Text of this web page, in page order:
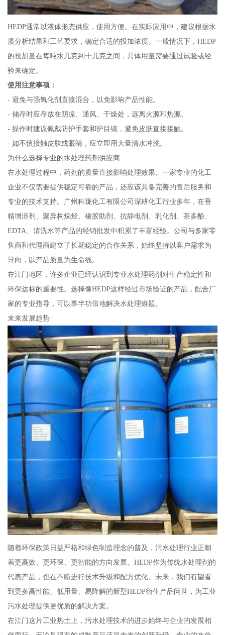
HEDP通常以液体形态供应，使用方便。在实际应用中，建议根据水
质分析结果和工艺要求，确定合适的投加浓度。一般情况下，HEDP
的投加量在每吨水几克到十几克之间，具体用量需要通过试验或经
验来确定。
使用注意事项：
- 避免与强氧化剂直接混合，以免影响产品性能。
- 储存时应存放在阴凉、通风、干燥处，远离火源和热源。
- 操作时建议佩戴防护手套和护目镜，避免皮肤直接接触。
- 如不慎接触皮肤或眼睛，应立即用大量清水冲洗。
为什么选择专业的水处理药剂供应商
在水处理过程中，药剂的质量直接影响处理效果。一家专业的化工
企业不仅需要提供稳定可靠的产品，还应该具备完善的售后服务和
专业的技术支持。广州科珑化工有限公司深耕化工行业多年，在香
精增溶剂、聚异构烷烃、橡胶助剂、抗静电剂、乳化剂、茶多酚、
EDTA、清洗水等产品的经销批发中积累了丰富经验。公司与多家零
售商和代理商建立了长期稳定的合作关系，始终坚持以客户需求为
导向，以产品质量为生命线。
在江门地区，许多企业已经认识到专业水处理药剂对生产稳定性和
环保达标的重要性。选择像HEDP这样经过市场验证的产品，配合厂
家的专业指导，可以事半功倍地解决水处理难题。
未来发展趋势
随着环保政策日益严格和绿色制造理念的普及，污水处理行业正朝
着更高效、更环保、更智能的方向发展。HEDP作为传统水处理剂的
代表产品，也在不断进行技术升级和配方优化。未来，我们有望看
到更多高性能、低用量、易降解的新型HEDP衍生产品问世，为工业
污水处理提供更优质的解决方案。
在江门这片工业热土上，污水处理技术的进步始终与企业的发展相